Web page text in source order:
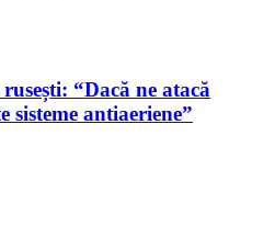
“Dacă ne atacă
sisteme antiaeriene”